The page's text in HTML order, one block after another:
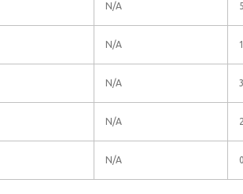
N/A
N/A
N/A
N/A
N/A 0